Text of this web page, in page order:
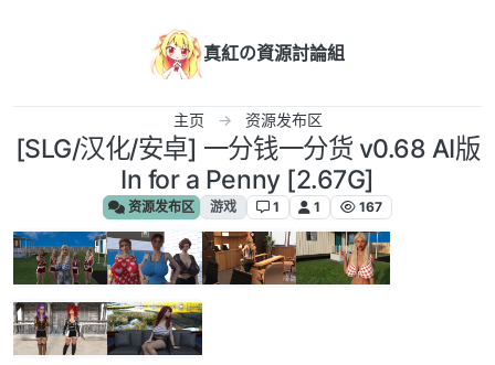
真紅の資源討論組
主页 资源发布区
[SLG/汉化/安卓] 一分钱一分货 v0.68 AI版
In for a Penny [2.67G]
资源发布区 游戏 1 1 167